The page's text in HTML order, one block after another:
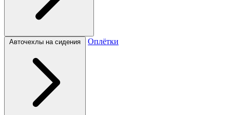
Авточехлы на сидения Оплётки